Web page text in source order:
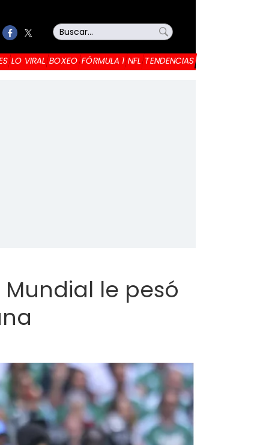
LO VIRAL BOXEO FÓRMULA 1 NFL TENDENCIAS
le pesó